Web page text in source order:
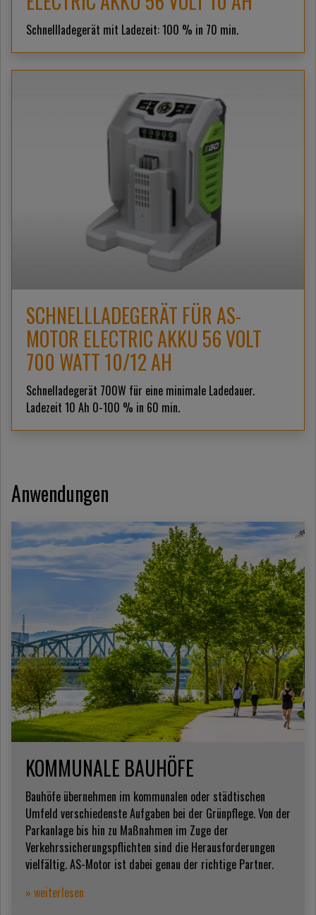
Schnellladegerät mit Ladezeit: 100 % in 70 min.
SCHNELLLADEGERÄT FÜR AS-
MOTOR ELECTRIC AKKU 56 VOLT
700 WATT 10/12 AH
Schnelladegerät 700W für eine minimale Ladedauer.
Ladezeit 10 Ah 0-100 % in 60 min.
Anwendungen
KOMMUNALE BAUHÖFE
Bauhöfe übernehmen im kommunalen oder städtischen
Umfeld verschiedenste Aufgaben bei der Grünpflege. Von der
Parkanlage bis hin zu Maßnahmen im Zuge der
Verkehrssicherungspflichten sind die Herausforderungen
vielfältig. AS-Motor ist dabei genau der richtige Partner.
» weiterlesen